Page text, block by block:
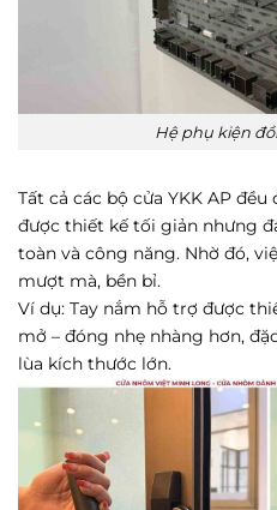
Hệ phụ kiện
Tất cả các bộ cửa YKK AP
được thiết kế tối giản nhưng
toàn và công năng. Nhờ đó,
mượt mà, bền bỉ.
Ví dụ: Tay nắm hỗ trợ được
mở – đóng nhẹ nhàng hơn,
lùa kích thước lớn.